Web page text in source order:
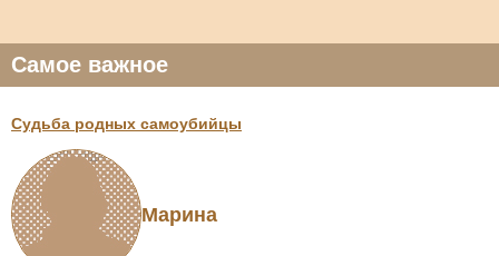
Самое важное
Судьба родных самоубийцы
Марина